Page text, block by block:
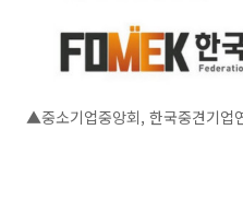
▲중소기업중앙회, 한국중견기업